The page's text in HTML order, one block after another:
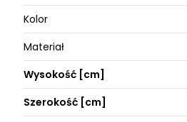
Kolor
Materiał
Wysokość [cm]
Szerokość [cm]